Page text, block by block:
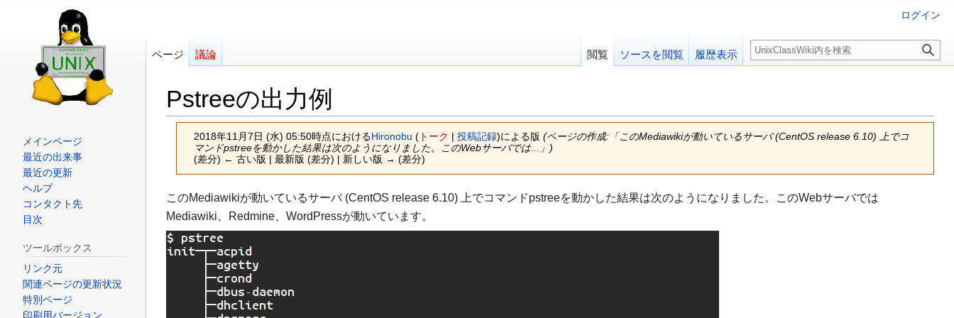
Pstreeの出力例
2018年11月7日 (水) 05:50時点における Hironobu ( トーク |投稿記録)による版(ページの作成:「このMediawikiが動いているサーバ (CentOS release 6.10) 上でコ
マンドpstreeを動かした結果は次のようになりました。このWebサーバでは...」)
(差分) ← 古い版 | 最新版 (差分) | 新しい版 → (差分)
ナ
ビ
ゲ
ー
検
索
に
移
このMediawikiが動いているサーバ (CentOS release 6.10) 上でコマンドpstreeを動かした結果は次のようになりました。このWebサーバでは
Mediawiki、Redmine、WordPressが動いています。
ログイン
ページ 議論 閲覧 ソースを閲覧 履歴表示
検
索
メインページ
最近の出来事
最近の更新
ヘルプ
コンタクト先
目次
ツールボックス
リンク元
関連ページの更新状況
特別ページ
印刷用バージョン